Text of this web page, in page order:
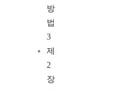
방
법
3
제
2
장